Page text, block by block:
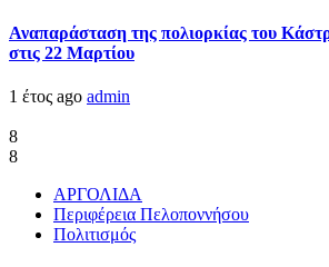
Αναπαράσταση της πολιορκίας του
στις 22 Μαρτίου
1 έτος ago admin
8
8
ΑΡΓΟΛΙΔΑ
Περιφέρεια Πελοποννήσου
Πολιτισμός